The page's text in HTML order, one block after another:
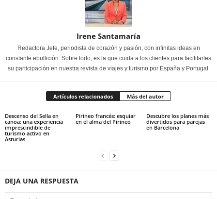
Irene Santamaría
Redactora Jefe, periodista de corazón y pasión, con infinitas ideas en
constante ebullición. Sobre todo, es la que cuida a los clientes para facilitarles
su participación en nuestra revista de viajes y turismo por España y Portugal.
Artículos relacionados Más del autor
Descenso del Sella en
canoa: una experiencia
imprescindible de
turismo activo en
Asturias
Pirineo francés: esquiar
en el alma del Pirineo
Descubre los planes más
divertidos para parejas
en Barcelona
DEJA UNA RESPUESTA